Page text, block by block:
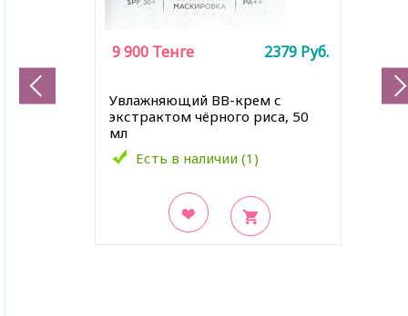
Увлажняющий BB-крем с
экстрактом чёрного риса, 50
мл
Есть в наличии (1)
9 900 Тенге 2379 Руб.